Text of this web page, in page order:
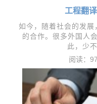
工程翻
如今，随着社会的发
的合作。很多外国人
此，少
阅读：